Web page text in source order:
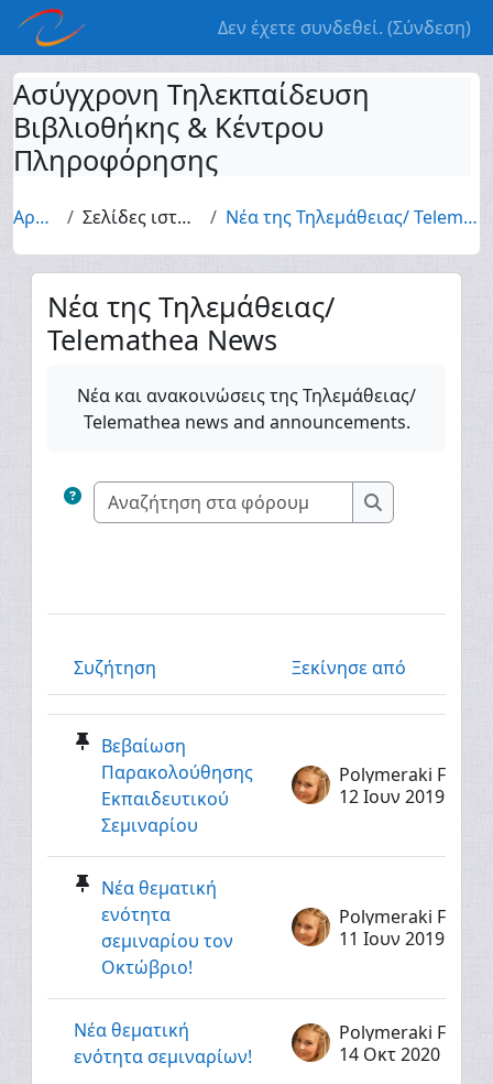
Μετάβαση στο κεντρικό περιεχόμενο
Δεν έχετε συνδεθεί. (Σύνδεση)
Ασύγχρονη Τηλεκπαίδευση
Βιβλιοθήκης & Κέντρου
Πληροφόρησης
Αρχική Σελίδες ιστοτόπου Νέα της Τηλεμάθειας/ Telemathea News
Νέα της Τηλεμάθειας/
Telemathea News
Νέα και ανακοινώσεις της Τηλεμάθειας/
Telemathea news and announcements.
Αναζήτηση
Αναζήτηση
Κατάσταση
Συζήτηση Ξεκίνησε από
Βεβαίωση
Παρακολούθησης
Εκπαιδευτικού
Σεμιναρίου
12 Ιουν 2019
Νέα θεματική
ενότητα
σεμιναρίου τον
Οκτώβριο!
11 Ιουν 2019
Νέα θεματική
ενότητα σεμιναρίων!
14 Οκτ 2020